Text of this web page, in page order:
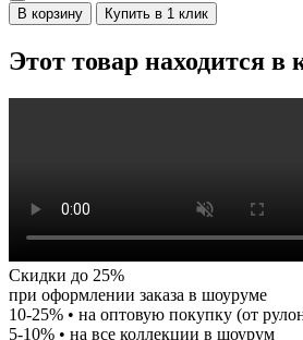
В корзину Купить в 1 клик
Этот товар находится в
Скидки до 25%
при оформлении заказа в шоуруме
10-25% • на оптовую покупку (от
5-10% • на все коллекции в шоурум